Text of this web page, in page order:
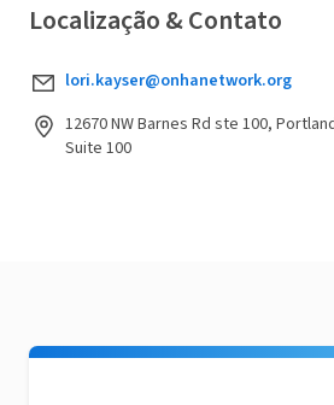
Localização & Contato
lori.kayser@onhanetwork.org
12670 NW Barnes Rd ste 100,
Suite 100